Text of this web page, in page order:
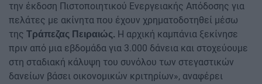
την έκδοση Πιστοποιητικού Ενεργειακής Απόδοσης για
πελάτες με ακίνητα που έχουν χρηματοδοτηθεί μέσω
της Τράπεζας Πειραιώς. Η αρχική καμπάνια ξεκίνησε
πριν από μια εβδομάδα για 3.000 δάνεια και στοχεύουμε
στη σταδιακή κάλυψη του συνόλου των στεγαστικών
δανείων βάσει οικονομικών κριτηρίων», αναφέρει